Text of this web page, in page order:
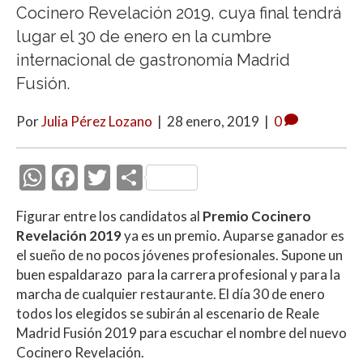
Cocinero Revelación 2019, cuya final tendrá
lugar el 30 de enero en la cumbre
internacional de gastronomía Madrid
Fusión.
PorJulia Pérez Lozano | 28 enero, 2019 | 0
W
at
s
A
p
p
F
ac
e
b
o
o
k
T
itt
er
C
o
m
p
ar
ti
r
Figurar entre los candidatos al Premio Cocinero
Revelación 2019ya es un premio. Auparse ganador es
el sueño de no pocos jóvenes profesionales. Supone un
buen espaldarazo para la carrera profesional y para la
marcha de cualquier restaurante. El día 30 de enero
todos los elegidos se subirán al escenario de Reale
Madrid Fusión 2019 para escuchar el nombre del nuevo
Cocinero Revelación.